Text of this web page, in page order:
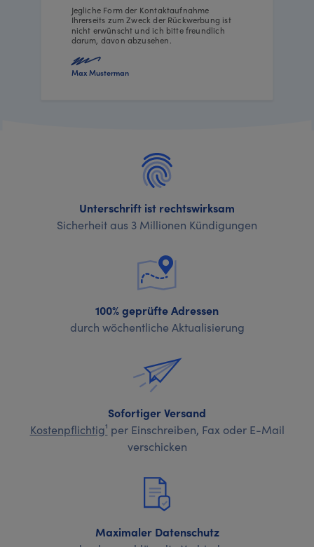
Jegliche Form der Kontaktaufnahme
Ihrerseits zum Zweck der Rückwerbung ist
nicht erwünscht und ich bitte freundlich
darum, davon abzusehen.
Max Musterman
Unterschrift ist rechtswirksam
Sicherheit aus 3 Millionen Kündigungen
100% geprüfte Adressen
durch wöchentliche Aktualisierung
Sofortiger Versand
Kostenpflichtig¹ per Einschreiben, Fax oder E-Mail
verschicken
Maximaler Datenschutz